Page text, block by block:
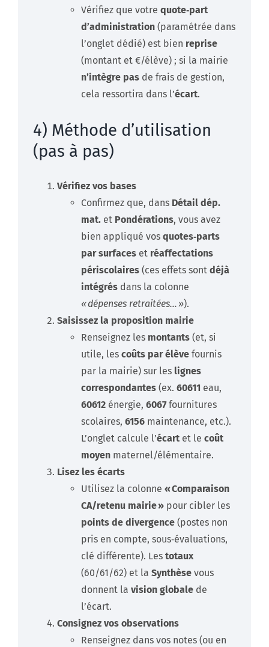
Vérifiez que votre quote‑part
d’administration (paramétrée dans
l’onglet dédié) est bien reprise
(montant et €/élève) ; si la mairie
n’intègre pas de frais de gestion,
cela ressortira dans l’écart.
4) Méthode d’utilisation
(pas à pas)
Vérifiez vos bases
Confirmez que, dans Détail dép.
mat. et Pondérations, vous avez
bien appliqué vos quotes‑parts
par surfaces et réaffectations
périscolaires (ces effets sont déjà
intégrés dans la colonne
« dépenses retraitées… »).
Saisissez la proposition mairie
Renseignez les montants (et, si
utile, les coûts par élève fournis
par la mairie) sur les lignes
correspondantes (ex. 60611 eau,
60612 énergie, 6067fournitures
scolaires, 6156 maintenance, etc.).
L’onglet calcule l’écart et le coût
moyen maternel/élémentaire.
Lisez les écarts
Utilisez la colonne « Comparaison
CA/retenu mairie » pour cibler les
points de divergence (postes non
pris en compte, sous‑évaluations,
clé différente). Les totaux
(60/61/62) et la Synthèse vous
donnent la vision globale de
l’écart.
Consignez vos observations
Renseignez dans vos notes (ou en